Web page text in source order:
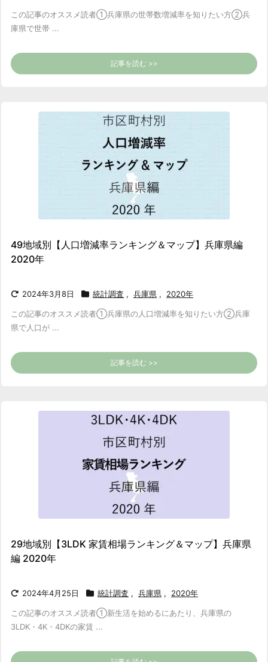
この記事のオススメ読者①兵庫県の世帯数増減率を知りたい方②兵
庫県で世帯 ...
記事を読む >>
49地域別【人口増減率ランキング＆マップ】兵庫県編
2020年
2024年3月8日 統計調査 , 兵庫県 , 2020年
この記事のオススメ読者①兵庫県の人口増減率を知りたい方②兵庫
県で人口が ...
記事を読む >>
29地域別【3LDK 家賃相場ランキング＆マップ】兵庫県
編 2020年
2024年4月25日 統計調査 , 兵庫県 , 2020年
この記事のオススメ読者①新生活を始めるにあたり、兵庫県の
3LDK・4K・4DKの家賃 ...